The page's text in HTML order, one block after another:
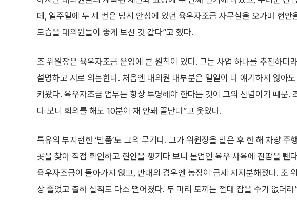
데, 일주일에 두 세 번은 당시 안성에 있던 육우자조금 사무실을 오가며 현
모습을 대의원들이 좋게 보신 것 같다”고 했다.
조 위원장은 육우자조금 운영에 큰 원칙이 있다. 그는 사업 하나를 추진하더
설명하고 서로 의논한다. 처음엔 대의원 대부분은 일일이 다 얘기하지 않아
켜왔다. 육우자조금 업무는 항상 투명해야 한다는 것이 그의 신념이기 때문.
다 보니 회의를 해도 10분이 채 안돼 끝난다”고 웃었다.
특유의 부지런한 ‘발품’도 그의 무기다. 그가 위원장을 맡은 후 한 해 차량
곳을 찾아 직접 확인하고 현안을 챙기다 보니 본업인 육우 사육에 진땀을 뺀
육우자조금이 돌아가지 않고, 반대의 경우엔 농장이 금세 지저분해졌다. 조
상 줄었고 출하 실적도 다소 떨어졌다. 두 마리 토끼는 절대 잡을 수가 없더